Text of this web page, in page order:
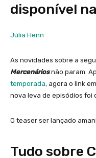
disponível
Júlia Henn
As novidades sobre a
Mercenáriosnão param.
temporada, agora o link
nova leva de episódios foi
O teaser ser lançado
Tudo sobre